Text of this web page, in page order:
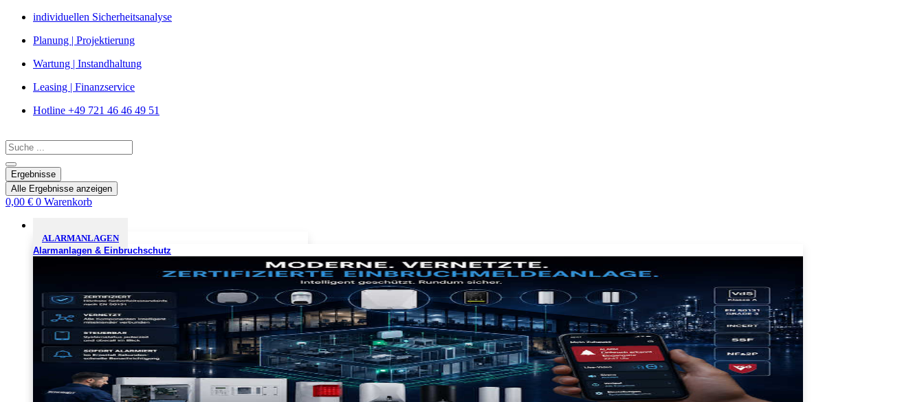
Zum
springen
individuellen Sicherheitsanalyse
Planung | Projektierung
Wartung | Instandhaltung
Leasing | Finanzservice
Hotline +49 721 46 46 49 51
Search
...
Ergebnisse
Alle Ergebnisse anzeigen
0,00 € 0 Warenkorb
ALARMANLAGEN
Alarmanlagen & Einbruchschutz